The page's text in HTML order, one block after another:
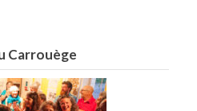
Carrouège